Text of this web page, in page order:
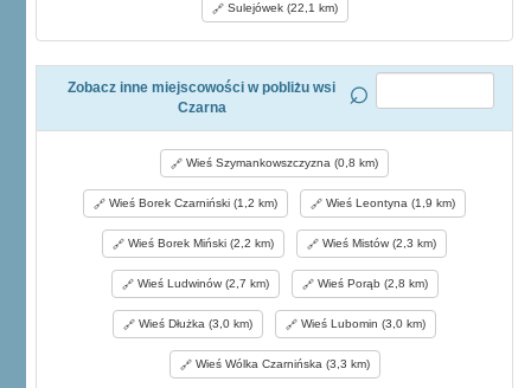
Sulejówek (22,1 km)
Zobacz inne miejscowości w pobliżu wsi
Czarna
Wieś Szymankowszczyzna (0,8 km)
Wieś Borek Czarniński (1,2 km) Wieś Leontyna (1,9 km)
Wieś Borek Miński (2,2 km) Wieś Mistów (2,3 km)
Wieś Ludwinów (2,7 km) Wieś Porąb (2,8 km)
Wieś Dłużka (3,0 km) Wieś Lubomin (3,0 km)
Wieś Wólka Czarnińska (3,3 km)